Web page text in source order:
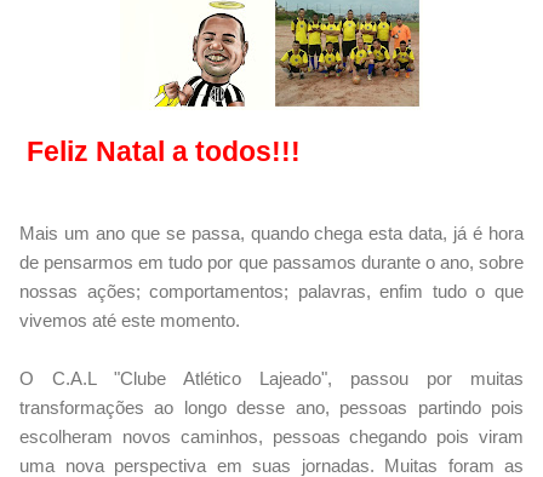
Feliz Natal a todos!!!
Mais um ano que se passa, quando chega esta data, já é hora
de pensarmos em tudo por que passamos durante o ano, sobre
nossas ações; comportamentos; palavras, enfim tudo o que
vivemos até este momento.
O C.A.L "Clube Atlético Lajeado", passou por muitas
transformações ao longo desse ano, pessoas partindo pois
escolheram novos caminhos, pessoas chegando pois viram
uma nova perspectiva em suas jornadas. Muitas foram as